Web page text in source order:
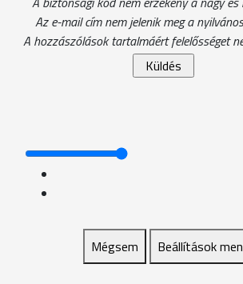
Az e-mail cím nem jelenik meg a
A hozzászólások tartalmáért felelősséget
Mégsem Beállítások